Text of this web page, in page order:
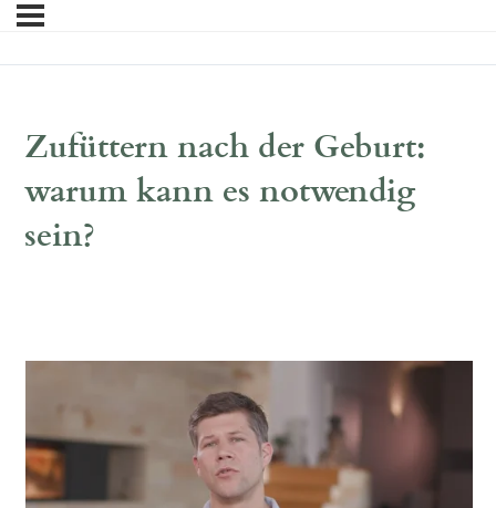
Zufüttern nach der Geburt:
warum kann es notwendig
sein?